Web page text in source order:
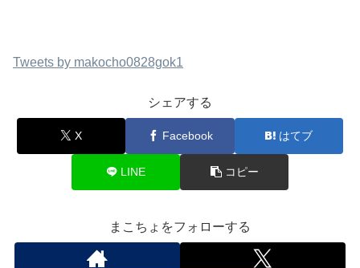
Tweets by makocho0828gok1
シェアする
X Facebook はてブ
LINE コピー
まこちょをフォローする